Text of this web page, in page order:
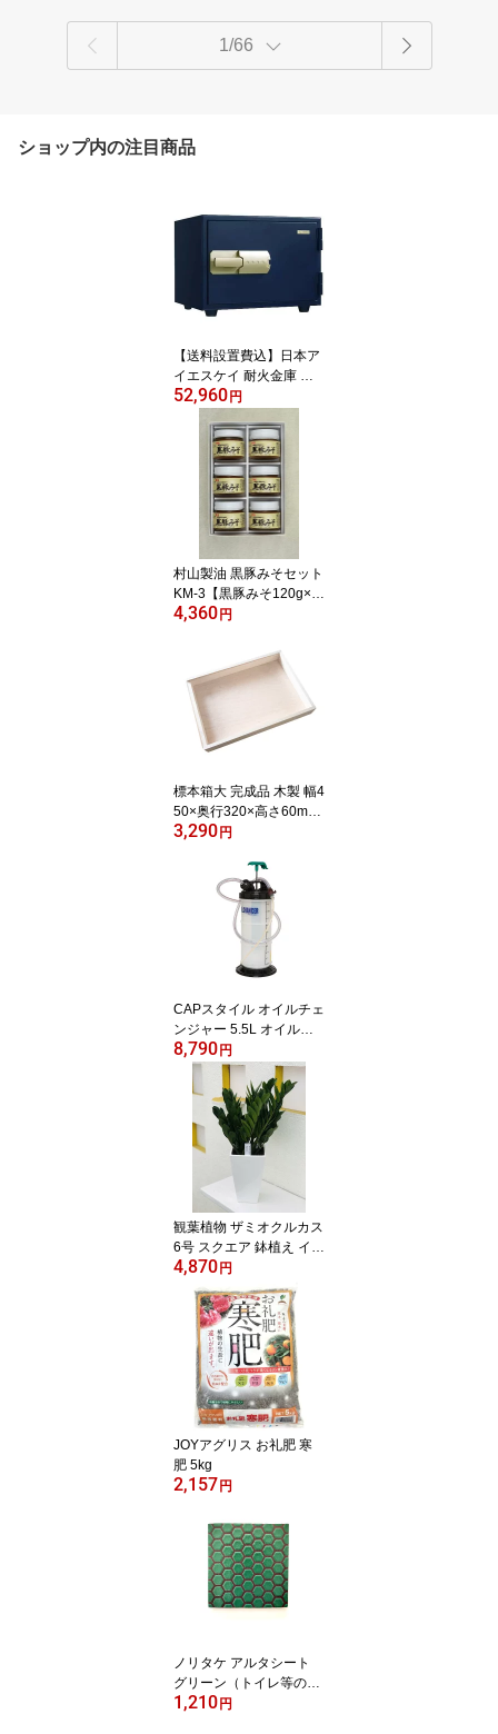
1/66
ショップ内の注目商品
【送料設置費込】日本ア
イエスケイ 耐火金庫 特
殊マグネットロック式 ネ
の日本製 1時間耐火 家庭
用金庫 業務用金庫 特殊
マグネットキー スタイリ
ッシュ 4952417118907
52,960 円
村山製油 黒豚みそセット
KM-3【黒豚みそ120g×
4、黒豚みそピリ辛120g
そ 特産品 お土産 麦みそ
ご飯のお供 ギフト プレ
ゼント 鹿児島
4,360 円
標本箱大 完成品 木製 幅4
50×奥行320×高さ60mm
自由研究 昆虫採集 貝殻
3,290 円
CAPスタイル オイルチェ
ンジャー 5.5L オイル交
換 上抜き 電源不要 手動
8,790 円
観葉植物 ザミオクルカス
6号 スクエア 鉢植え イン
テリア 育てやすい 金運
風水 ギフト お祝い 開店
4,870 円
JOYアグリス お礼肥 寒
肥 5kg
2,157 円
ノリタケ アルタシート
グリーン（トイレ等の陶
器用） 5×5cm【ゆうパケ
1,210 円